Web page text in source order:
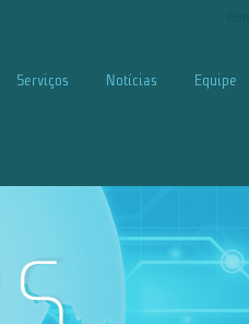
Serviços Notícias Equipe